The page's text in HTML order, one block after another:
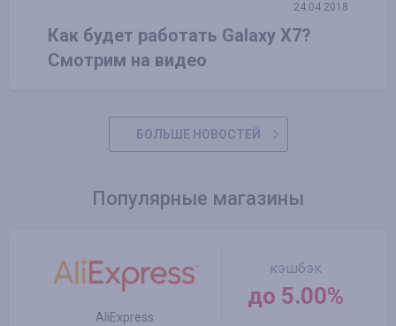
24.04.2018
Как будет работать Galaxy X7?
Смотрим на видео
БОЛЬШЕ НОВОСТЕЙ
Популярные магазины
AliExpress
кэшбэк
до 5.00%